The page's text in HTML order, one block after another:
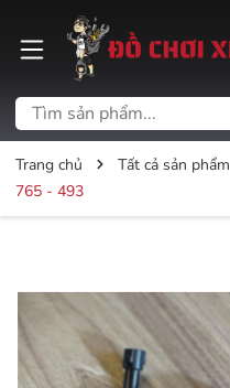
Trang chủ Tất cả sản phẩm
765 - 493